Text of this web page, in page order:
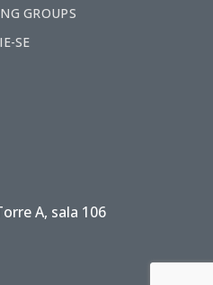
GROUPS
SE
A, sala 106